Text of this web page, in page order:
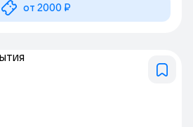
от 2000 ₽